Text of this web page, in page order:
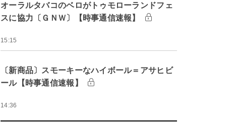
オーラルタバコのベロがトゥモローランドフェ
スに協力〔ＧＮＷ〕【時事通信速報】
15:15
〔新商品〕スモーキーなハイボール＝アサヒビ
ール【時事通信速報】
14:36